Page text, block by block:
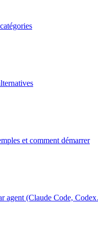
et comment démarrer
agent (Claude Code,